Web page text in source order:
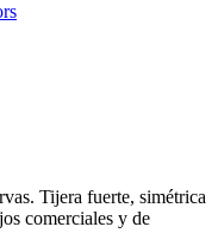
Tijera fuerte, simétrica
comerciales y de